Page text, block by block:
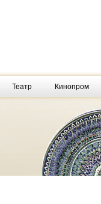
Театр Кинопром